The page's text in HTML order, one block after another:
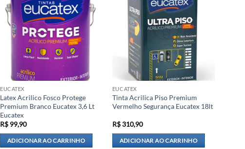
EUCATEX
Latex Acrilico Fosco Protege
Premium Branco Eucatex 3,6 Lt
Eucatex
R$ 99,90
ADICIONAR AO CARRINHO
EUCATEX
Tinta Acrilica Piso Premium
Vermelho Segurança Eucatex 18lt
R$310,90
ADICIONAR AO CARRINHO